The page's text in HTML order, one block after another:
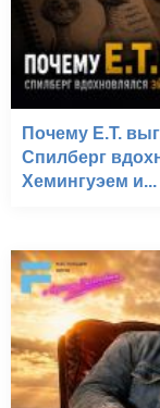
Почему E.T.
Спилберг
Хемингуэем